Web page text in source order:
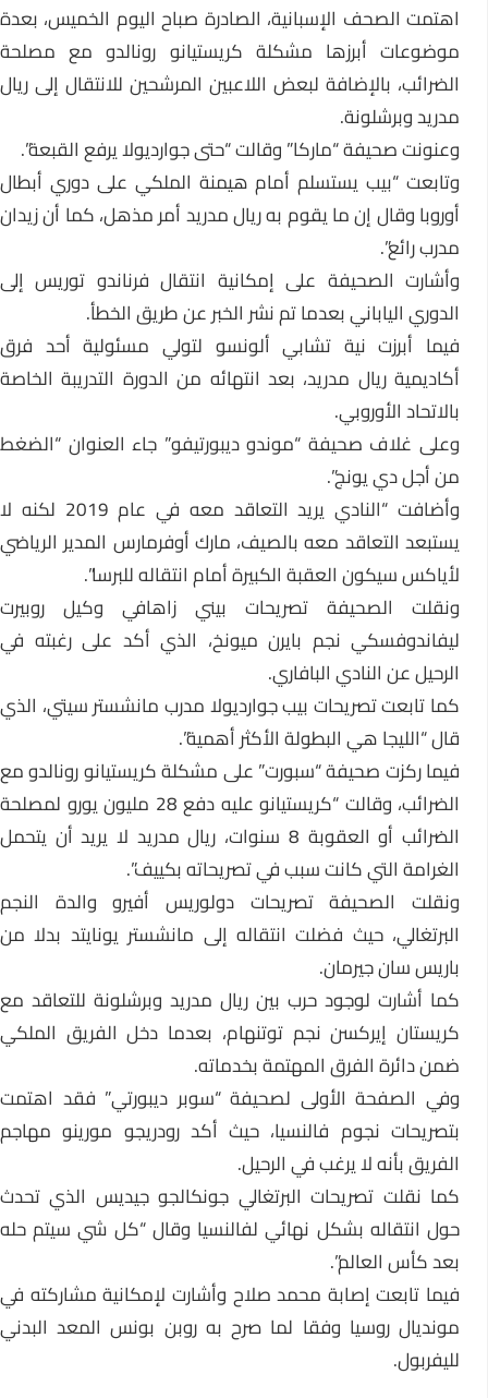
اهتمت الصحف الإسبانية، الصادرة صباح اليوم الخميس، بعدة
موضوعات أبرزها مشكلة كريستيانو رونالدو مع مصلحة
الضرائب، بالإضافة لبعض اللاعبين المرشحين للانتقال إلى ريال
مدريد وبرشلونة.
وعنونت صحيفة “ماركا” وقالت “حتى جوارديولا يرفع القبعة”.
وتابعت “بيب يستسلم أمام هيمنة الملكي على دوري أبطال
أوروبا وقال إن ما يقوم به ريال مدريد أمر مذهل، كما أن زيدان
مدرب رائع”.
وأشارت الصحيفة على إمكانية انتقال فرناندو توريس إلى
الدوري الياباني بعدما تم نشر الخبر عن طريق الخطأ.
فيما أبرزت نية تشابي ألونسو لتولي مسئولية أحد فرق
أكاديمية ريال مدريد، بعد انتهائه من الدورة التدريبة الخاصة
بالاتحاد الأوروبي.
وعلى غلاف صحيفة “موندو ديبورتيفو” جاء العنوان “الضغط
من أجل دي يونج”.
وأضافت “النادي يريد التعاقد معه في عام 2019 لكنه لا
يستبعد التعاقد معه بالصيف، مارك أوفرمارس المدير الرياضي
لأياكس سيكون العقبة الكبيرة أمام انتقاله للبرسا”.
ونقلت الصحيفة تصريحات بيني زاهافي وكيل روبيرت
ليفاندوفسكي نجم بايرن ميونخ، الذي أكد على رغبته في
الرحيل عن النادي البافاري.
كما تابعت تصريحات بيب جوارديولا مدرب مانشستر سيتي، الذي
قال “الليجا هي البطولة الأكثر أهمية”.
فيما ركزت صحيفة “سبورت” على مشكلة كريستيانو رونالدو مع
الضرائب، وقالت “كريستيانو عليه دفع 28 مليون يورو لمصلحة
الضرائب أو العقوبة 8 سنوات، ريال مدريد لا يريد أن يتحمل
الغرامة التي كانت سبب في تصريحاته بكييف”.
ونقلت الصحيفة تصريحات دولوريس أفيرو والدة النجم
البرتغالي، حيث فضلت انتقاله إلى مانشستر يونايتد بدلا من
باريس سان جيرمان.
كما أشارت لوجود حرب بين ريال مدريد وبرشلونة للتعاقد مع
كريستان إيركسن نجم توتنهام، بعدما دخل الفريق الملكي
ضمن دائرة الفرق المهتمة بخدماته.
وفي الصفحة الأولى لصحيفة “سوبر ديبورتي” فقد اهتمت
بتصريحات نجوم فالنسيا، حيث أكد رودريجو مورينو مهاجم
الفريق بأنه لا يرغب في الرحيل.
كما نقلت تصريحات البرتغالي جونكالجو جيديس الذي تحدث
حول انتقاله بشكل نهائي لفالنسيا وقال “كل شي سيتم حله
بعد كأس العالم”.
فيما تابعت إصابة محمد صلاح وأشارت لإمكانية مشاركته في
مونديال روسيا وفقا لما صرح به روبن بونس المعد البدني
لليفربول.